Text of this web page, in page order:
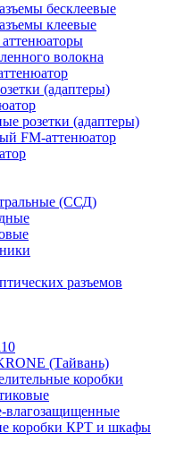
бесклеевые
клеевые
волокна
(адаптеры)
розетки (адаптеры)
FM-аттенюатор
(ССД)
разъемов
(Тайвань)
коробки
влагозащищенные
коробки КРТ и шкафы